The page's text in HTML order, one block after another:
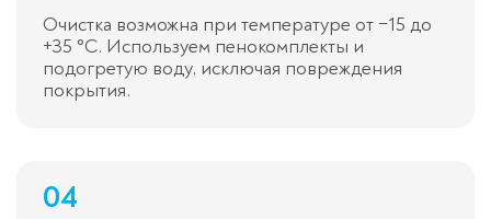
Очистка возможна при температуре от −15 до
+35 °C. Используем пенокомплекты и
подогретую воду, исключая повреждения
покрытия.
04